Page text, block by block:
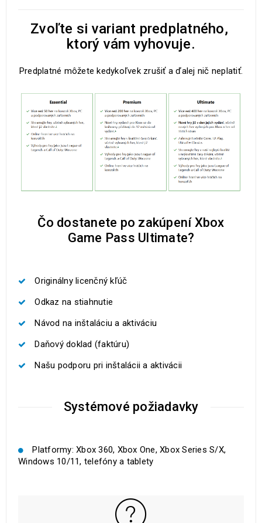
Zvoľte si variant predplatného, ​​
ktorý vám vyhovuje.
Predplatné môžete kedykoľvek zrušiť a ďalej nič neplatiť.
Čo dostanete po zakúpení Xbox
Game Pass Ultimate?
Originálny licenčný kľúč
Odkaz na stiahnutie
Návod na inštaláciu a aktiváciu
Daňový doklad (faktúru)
Našu podporu pri inštalácii a aktivácii
Systémové požiadavky
Platformy: Xbox 360, Xbox One, Xbox Series S/X,
Windows 10/11, telefóny a tablety